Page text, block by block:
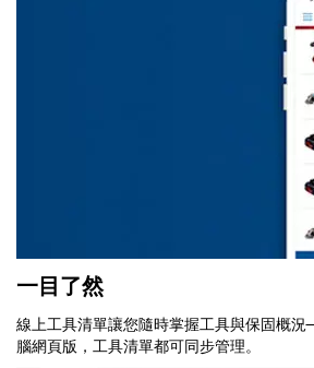
一目了然
線上工具清單讓您隨時掌握工具與保固概
腦網頁版，工具清單都可同步管理。